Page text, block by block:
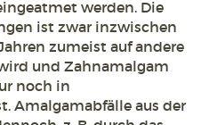
werden. Die
ist zwar inzwischen
zumeist auf andere
und Zahnamalgam
noch in
Amalgamabfälle aus der